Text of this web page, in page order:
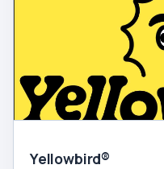
Yellowbird®